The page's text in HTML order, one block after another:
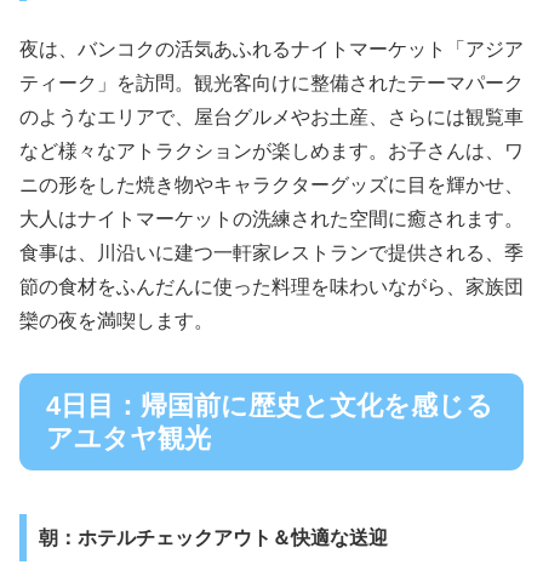
夜は、バンコクの活気あふれるナイトマーケット「アジア
ティーク」を訪問。観光客向けに整備されたテーマパーク
のようなエリアで、屋台グルメやお土産、さらには観覧車
など様々なアトラクションが楽しめます。お子さんは、ワ
ニの形をした焼き物やキャラクターグッズに目を輝かせ、
大人はナイトマーケットの洗練された空間に癒されます。
食事は、川沿いに建つ一軒家レストランで提供される、季
節の食材をふんだんに使った料理を味わいながら、家族団
欒の夜を満喫します。
4日目：帰国前に歴史と文化を感じる
アユタヤ観光
朝：ホテルチェックアウト＆快適な送迎